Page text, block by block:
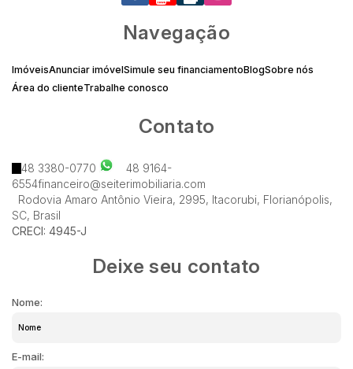
Navegação
ImóveisAnunciar imóvelSimule seu financiamentoBlogSobre nós
Área do clienteTrabalhe conosco
Contato
48 3380-0770
48 9164-
6554financeiro@seiterimobiliaria.com
Rodovia Amaro Antônio Vieira, 2995, Itacorubi, Florianópolis,
SC, Brasil
CRECI: 4945-J
Deixe seu contato
Nome:
E-mail: